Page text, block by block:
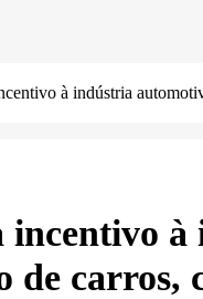
à indústria
de carros,